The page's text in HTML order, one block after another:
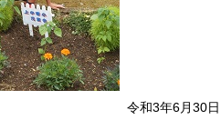
令和3年6月30日